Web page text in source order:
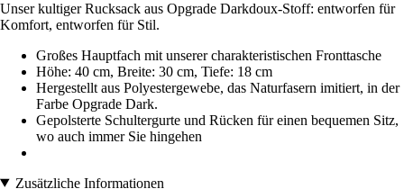
Unser kultiger Rucksack aus Opgrade Darkdoux-Stoff: entworfen für
Komfort, entworfen für Stil.
Großes Hauptfach mit unserer charakteristischen Fronttasche
Höhe: 40 cm, Breite: 30 cm, Tiefe: 18 cm
Hergestellt aus Polyestergewebe, das Naturfasern imitiert, in der
Farbe Opgrade Dark.
Gepolsterte Schultergurte und Rücken für einen bequemen Sitz,
wo auch immer Sie hingehen
Zusätzliche Informationen